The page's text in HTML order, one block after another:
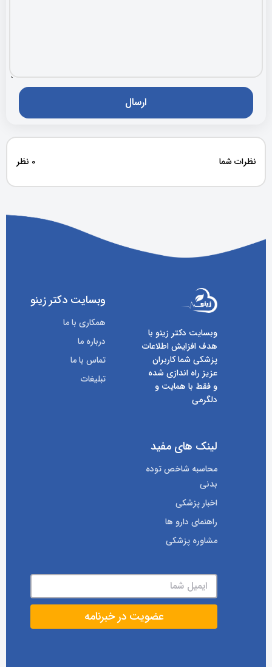
نظرات شما 0 نظر
وبسایت دکتر زینو با
هدف افزایش اطلاعات
پزشکی شما کاربران
عزیز راه اندازی شده
و فقط با همایت و
دلگرمی
وبسایت دکتر زینو
همکاری با ما
درباره ما
تماس با ما
تبلیغات
لینک های مفید
محاسبه شاخص توده
بدنی
اخبار پزشکی
راهنمای دارو ها
مشاوره پزشکی